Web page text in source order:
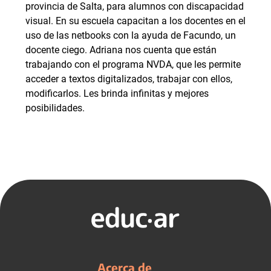
provincia de Salta, para alumnos con discapacidad
visual. En su escuela capacitan a los docentes en el
uso de las netbooks con la ayuda de Facundo, un
docente ciego. Adriana nos cuenta que están
trabajando con el programa NVDA, que les permite
acceder a textos digitalizados, trabajar con ellos,
modificarlos. Les brinda infinitas y mejores
posibilidades.
Acerca de